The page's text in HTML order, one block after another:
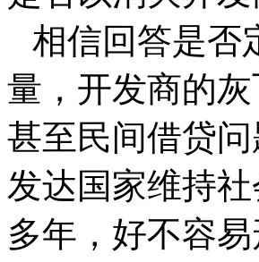
相信回答是否
量，开发商的
甚至民间借贷
发达国家维持
多年，好不容